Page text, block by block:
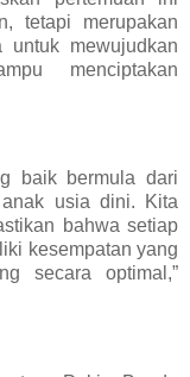
tetapi merupakan
untuk mewujudkan
menciptakan
baik bermula dari
usia dini. Kita
bahwa setiap
kesempatan yang
secara optimal,”